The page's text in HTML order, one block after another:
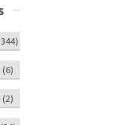
(6)
(2)